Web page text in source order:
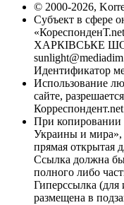
© 2000-2026,
Субъект в сфере
ХАРКІВСЬКЕ
Идентификатор
Использование
сайте,
При копировании
Украины и мира»,
прямая открытая
Ссылка должна
полного либо
Гиперссылка (для
размещена в